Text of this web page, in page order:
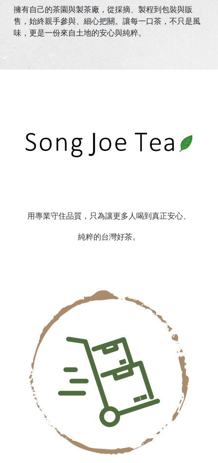
擁有自己的茶園與製茶廠，從採摘、製程到包裝與販
售，始終親手參與、細心把關。讓每一口茶，不只是風
味，更是一份來自土地的安心與純粹。
用專業守住品質，只為讓更多人喝到真正安心、
純粹的台灣好茶。